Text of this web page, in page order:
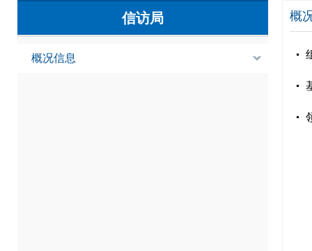
信访局
概况信息
概